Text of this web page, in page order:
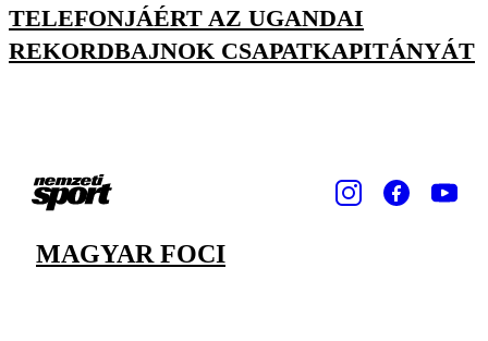
TELEFONJÁÉRT AZ UGANDAI
REKORDBAJNOK CSAPATKAPITÁNYÁT
MAGYAR FOCI